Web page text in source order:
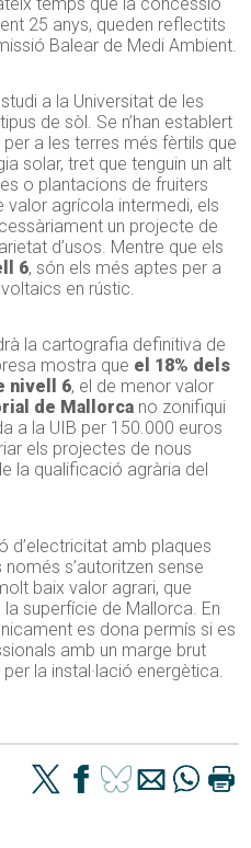
temps que la concessió
25 anys, queden reflectits
Balear de Medi Ambient.
a la Universitat de les
de sòl. Se n’han establert
per a les terres més fèrtils que
solar, tret que tenguin un alt
o plantacions de fruiters
agrícola intermedi, els
un projecte de
d’usos. Mentre que els
6, són els més aptes per a
en rústic.
la cartografia definitiva de
mostra que el 18% dels
nivell 6, el de menor valor
de Mallorca no zonifiqui
a la UIB per 150.000 euros
els projectes de nous
la qualificació agrària del
d’electricitat amb plaques
s’autoritzen sense
baix valor agrari, que
superfície de Mallorca. En
es dona permís si es
amb un marge brut
la instal·lació energètica.